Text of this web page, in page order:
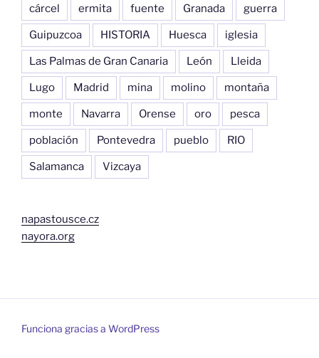
cárcel ermita fuente Granada guerra
Guipuzcoa HISTORIA Huesca iglesia
Las Palmas de Gran Canaria León Lleida
Lugo Madrid mina molino montaña
monte Navarra Orense oro pesca
población Pontevedra pueblo RIO
Salamanca Vizcaya
napastousce.cz
nayora.org
Funciona gracias a WordPress